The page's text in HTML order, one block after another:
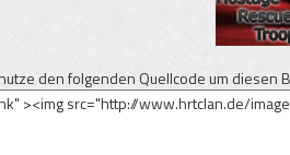
den folgenden Quellcode um diesen